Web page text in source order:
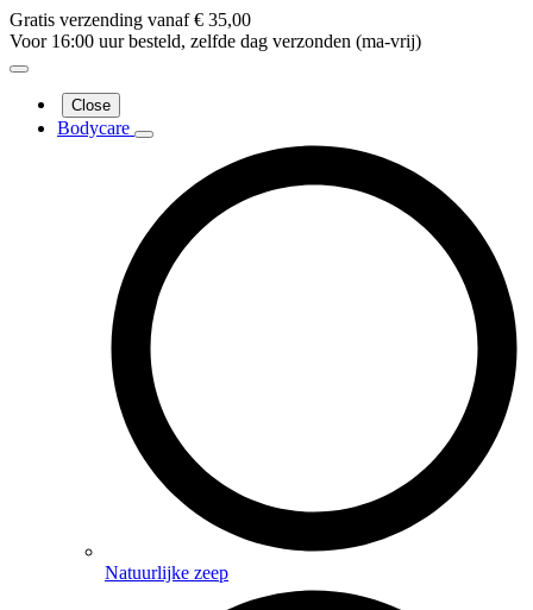
Gratis verzending vanaf € 35,00
Voor 16:00 uur besteld, zelfde dag verzonden (ma-vrij)
Close
Bodycare
Natuurlijke zeep